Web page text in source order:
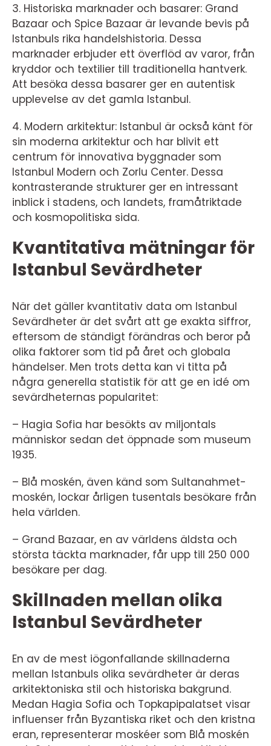
3. Historiska marknader och basarer: Grand
Bazaar och Spice Bazaar är levande bevis på
Istanbuls rika handelshistoria. Dessa
marknader erbjuder ett överflöd av varor, från
kryddor och textilier till traditionella hantverk.
Att besöka dessa basarer ger en autentisk
upplevelse av det gamla Istanbul.
4. Modern arkitektur: Istanbul är också känt för
sin moderna arkitektur och har blivit ett
centrum för innovativa byggnader som
Istanbul Modern och Zorlu Center. Dessa
kontrasterande strukturer ger en intressant
inblick i stadens, och landets, framåtriktade
och kosmopolitiska sida.
Kvantitativa mätningar för
Istanbul Sevärdheter
När det gäller kvantitativ data om Istanbul
Sevärdheter är det svårt att ge exakta siffror,
eftersom de ständigt förändras och beror på
olika faktorer som tid på året och globala
händelser. Men trots detta kan vi titta på
några generella statistik för att ge en idé om
sevärdheternas popularitet:
– Hagia Sofia har besökts av miljontals
människor sedan det öppnade som museum
1935.
– Blå moskén, även känd som Sultanahmet-
moskén, lockar årligen tusentals besökare från
hela världen.
– Grand Bazaar, en av världens äldsta och
största täckta marknader, får upp till 250 000
besökare per dag.
Skillnaden mellan olika
Istanbul Sevärdheter
En av de mest iögonfallande skillnaderna
mellan Istanbuls olika sevärdheter är deras
arkitektoniska stil och historiska bakgrund.
Medan Hagia Sofia och Topkapipalatset visar
influenser från Byzantiska riket och den kristna
eran, representerar moskéer som Blå moskén